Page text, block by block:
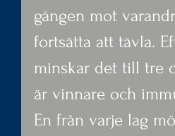
gången mot
fortsätta att tävla.
minskar det till tre
är vinnare och
En från varje lag